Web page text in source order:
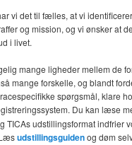
vi det til fælles, at vi
og mission, og vi ønsker at
i livet.
mange ligheder mellem de
mange forskelle, og blandt
spørgsmål, klare
Du kan læse
TICAs udstillingsformat indfrier
udstillingsguidenog døm